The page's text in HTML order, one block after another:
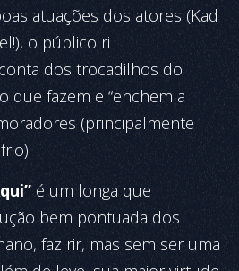
atuações dos atores (Kad
o público ri
dos trocadilhos do
que fazem e “enchem a
(principalmente
é um longa que
bem pontuada dos
faz rir, mas sem ser uma